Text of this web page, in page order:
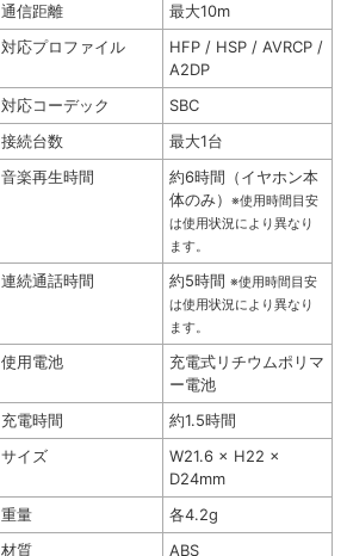
通信距離
最大10m
対応プロファイル
HFP / HSP / AVRCP /
A2DP
対応コーデック
SBC
接続台数
最大1台
音楽再生時間
約6時間（イヤホン本
体のみ）※使用時間目安
は使用状況により異なり
ます。
連続通話時間 約5時間※使用時間目安
は使用状況により異なり
ます。
使用電池
充電式リチウムポリマ
ー電池
充電時間
約1.5時間
サイズ
W21.6 × H22 ×
D24mm
重量
各4.2g
材質
ABS